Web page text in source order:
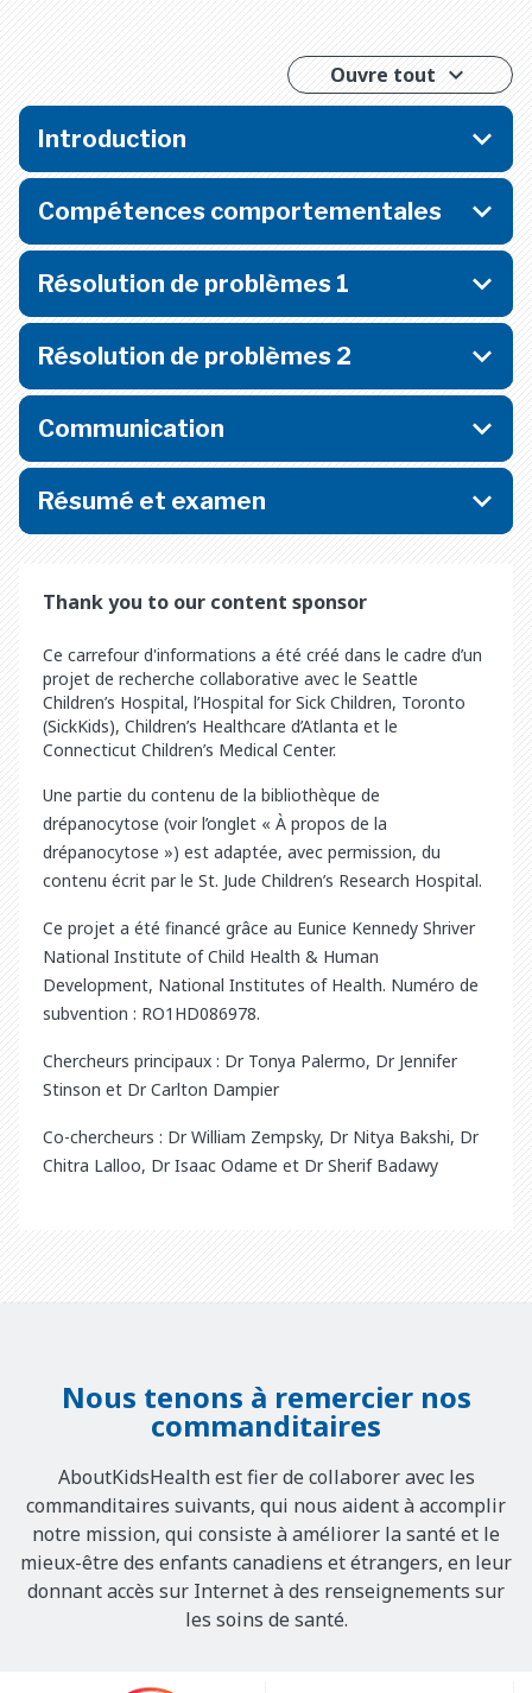
Ouvre tout
Introduction
Compétences comportementales
Résolution de problèmes 1
Résolution de problèmes 2
Communication
Résumé et examen
Thank you to our content sponsor
Ce carrefour d'informations a été créé dans le cadre d’un
projet de recherche collaborative avec le Seattle
Children’s Hospital, l’Hospital for Sick Children, Toronto
(SickKids), Children’s Healthcare d’Atlanta et le
Connecticut Children’s Medical Center.
Une partie du contenu de la bibliothèque de
drépanocytose (voir l’onglet « À propos de la
drépanocytose ») est adaptée, avec permission, du
contenu écrit par le St. Jude Children’s Research Hospital.
Ce projet a été financé grâce au Eunice Kennedy Shriver
National Institute of Child Health & Human
Development, National Institutes of Health. Numéro de
subvention : RO1HD086978.
Chercheurs principaux : Dr Tonya Palermo, Dr Jennifer
Stinson et Dr Carlton Dampier
Co-chercheurs : Dr William Zempsky, Dr Nitya Bakshi, Dr
Chitra Lalloo, Dr Isaac Odame et Dr Sherif Badawy
Nous tenons à remercier nos
commanditaires
AboutKidsHealth est fier de collaborer avec les
commanditaires suivants, qui nous aident à accomplir
notre mission, qui consiste à améliorer la santé et le
mieux-être des enfants canadiens et étrangers, en leur
donnant accès sur Internet à des renseignements sur
les soins de santé.